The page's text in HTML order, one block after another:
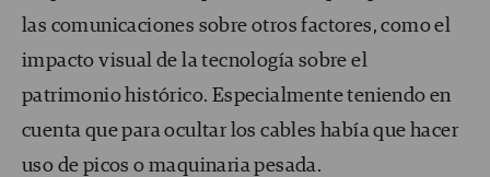
las comunicaciones sobre otros factores, como el
impacto visual de la tecnología sobre el
patrimonio histórico. Especialmente teniendo en
cuenta que para ocultar los cables había que hacer
uso de picos o maquinaria pesada.